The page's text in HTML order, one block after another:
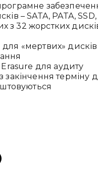
– SATA, PATA, SSD,
з 32 жорстких
«мертвих» дисків
Erasure для аудиту
терміну